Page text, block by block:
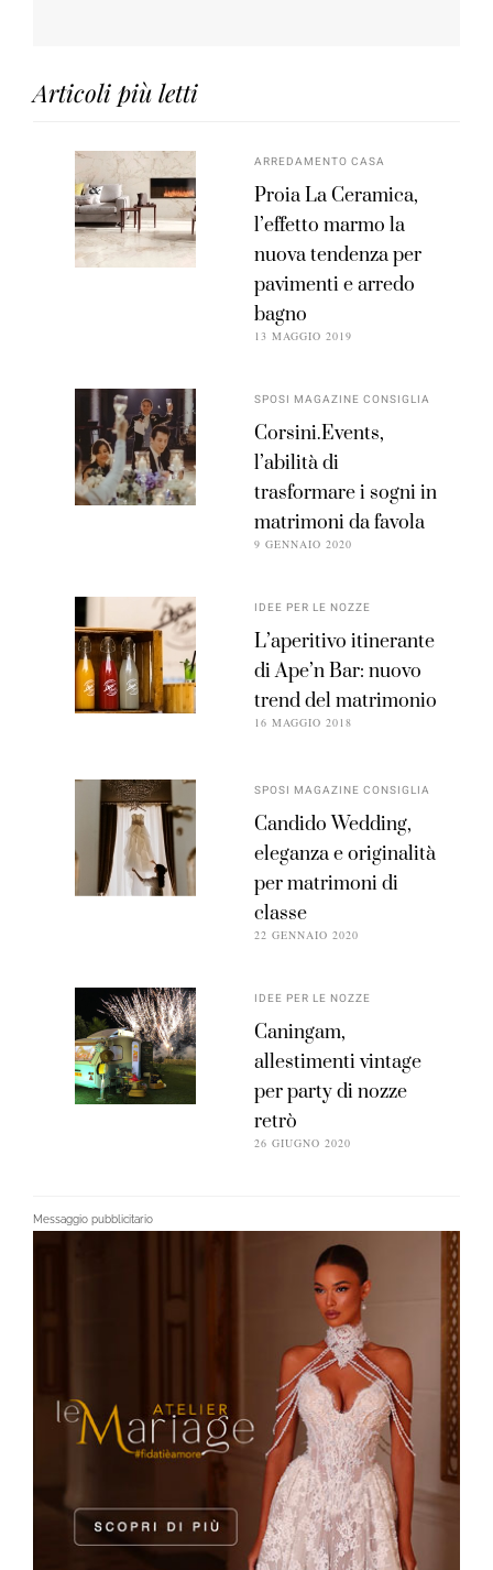
Articoli più letti
ARREDAMENTO CASA
Proia La Ceramica,
l’effetto marmo la
nuova tendenza per
pavimenti e arredo
bagno
13 MAGGIO 2019
SPOSI MAGAZINE CONSIGLIA
Corsini.Events,
l’abilità di
trasformare i sogni in
matrimoni da favola
9 GENNAIO 2020
IDEE PER LE NOZZE
L’aperitivo itinerante
di Ape’n Bar: nuovo
trend del matrimonio
16 MAGGIO 2018
SPOSI MAGAZINE CONSIGLIA
Candido Wedding,
eleganza e originalità
per matrimoni di
classe
22 GENNAIO 2020
IDEE PER LE NOZZE
Caningam,
allestimenti vintage
per party di nozze
retrò
26 GIUGNO 2020
Messaggio pubblicitario